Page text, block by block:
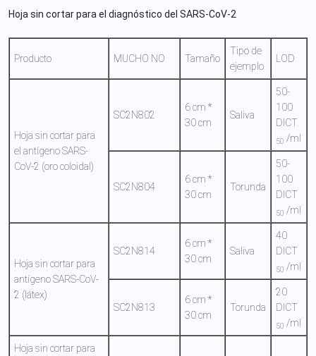
Hoja sin cortar para el diagnóstico del SARS-CoV-2
Producto MUCHO NO Tamaño
Tipo de
ejemplo
LOD
Hoja sin cortar para
el antígeno SARS-
CoV-2 (oro coloidal)
SC2N802
6 cm *
30 cm
Saliva
50-
100
DICT
50 /ml
SC2N804
6 cm *
30 cm
Torunda
50-
100
DICT
50 /ml
Hoja sin cortar para
antígeno SARS-CoV-
2 (látex)
SC2N814
6 cm *
30 cm
Saliva
40
DICT
50 /ml
SC2N813
6 cm *
30 cm
Torunda
20
DICT
50 /ml
Hoja sin cortar para